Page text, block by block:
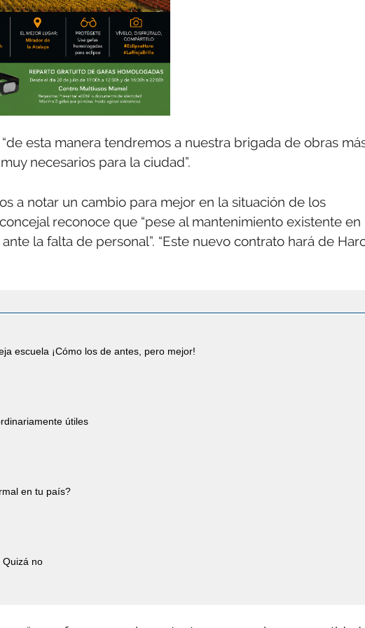
esta manera tendremos a nuestra brigada de obras
necesarios para la ciudad”.
a notar un cambio para mejor en la situación de los
reconoce que “pese al mantenimiento existente en
la falta de personal”. “Este nuevo contrato hará de
escuela ¡Cómo los de antes, pero mejor!
útiles
en tu país?
Quizá no